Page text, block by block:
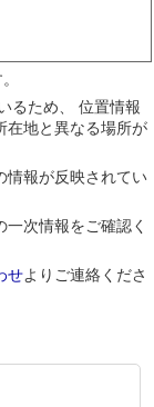
るため、 位置情報
在地と異なる場所が
情報が反映されてい
次情報をご確認く
せよりご連絡くださ